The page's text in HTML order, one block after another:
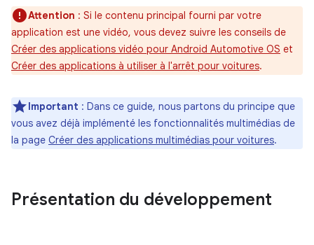
Attention : Si le contenu principal fourni par votre
application est une vidéo, vous devez suivre les conseils de
Créer des applications vidéo pour Android Automotive OS et
Créer des applications à utiliser à l'arrêt pour voitures.
Important : Dans ce guide, nous partons du principe que
vous avez déjà implémenté les fonctionnalités multimédias de
la page Créer des applications multimédias pour voitures.
Présentation du développement